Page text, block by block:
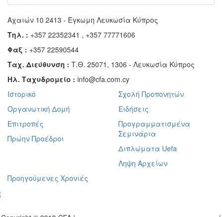
Αχαιών 10 2413 - Έγκωμη Λευκωσία Κύπρος
Τηλ. : +357 22352341 , +357 77771606
Φαξ : +357 22590544
Ταχ. Διεύθυνση : Τ.Θ. 25071, 1306 - Λευκωσία Κύπρος
Ηλ. Ταχυδρομείο : info@cfa.com.cy
Ιστορικό
Οργανωτική Δομή
Επιτροπές
Πρώην Προέδροι
Σχολή Προπονητών
Ειδήσεις
Προγραμματισμένα
Σεμινάρια
Διπλώματα Uefa
Ληψη Αρχείων
Προηγούμενες Χρονιές